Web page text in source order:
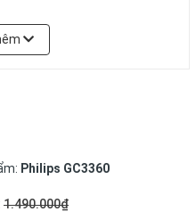
x 19.5 cm
Philips GC3360
1.490.000₫